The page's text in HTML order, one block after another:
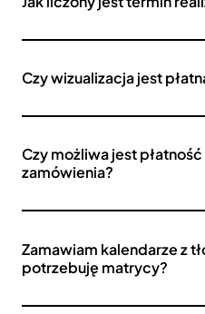
Czy wizualizacja jest
Czy możliwa jest
zamówienia?
Zamawiam kalendarze z
potrzebuję matrycy?